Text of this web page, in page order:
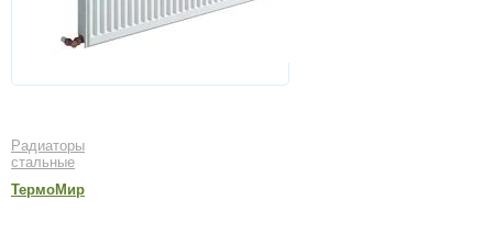
Радиаторы
стальные
ТермоМир